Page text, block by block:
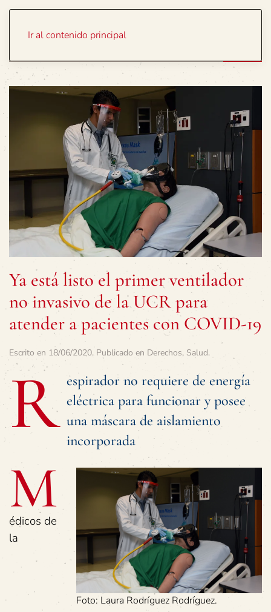
Ir al contenido principal
Ya está listo el primer ventilador
no invasivo de la UCR para
atender a pacientes con COVID-19
Escrito en 18/06/2020. Publicado en Derechos, Salud.
R espirador no requiere de energía
eléctrica para funcionar y posee
una máscara de aislamiento
incorporada
Foto: Laura Rodríguez Rodríguez.
M
édicos de
la